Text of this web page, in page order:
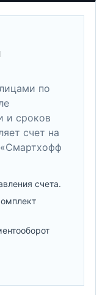
по
и сроков
счет на
счета.